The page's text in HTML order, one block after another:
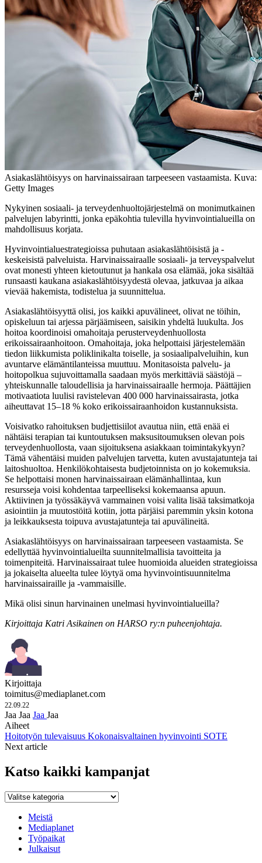
Asiakaslähtöisyys on harvinaissairaan tarpeeseen vastaamista. Kuva:
Getty Images
Nykyinen sosiaali- ja terveydenhuoltojärjestelmä on monimutkainen
palvelujen labyrintti, jonka epäkohtia tulevilla hyvinvointialueilla on
mahdollisuus korjata.
Hyvinvointialuestrategioissa puhutaan asiakaslähtöisistä ja -
keskeisistä palveluista. Harvinaissairaalle sosiaali- ja terveyspalvelut
ovat monesti yhteen kietoutunut ja hankala osa elämää, joka sisältää
runsaasti kaukana asiakaslähtöisyydestä olevaa, jatkuvaa ja aikaa
vievää hakemista, todistelua ja suunnittelua.
Asiakaslähtöisyyttä olisi, jos kaikki apuvälineet, olivat ne töihin,
opiskeluun tai arjessa pärjäämiseen, saisikin yhdeltä luukulta. Jos
hoitoa koordinoisi omahoitaja perusterveydenhuollosta
erikoissairaanhoitoon. Omahoitaja, joka helpottaisi järjestelemään
tiedon liikkumista poliklinikalta toiselle, ja sosiaalipalveluihin, kun
avuntarve elämäntilanteissa muuttuu. Monitasoista palvelu- ja
hoitopolkua sujuvoittamalla saadaan myös merkittäviä säästöjä –
yhteiskunnalle taloudellisia ja harvinaissairaalle hermoja. Päättäjien
motivaatiota luulisi ravistelevan 400 000 harvinaissairasta, jotka
aiheuttavat 15–18 % koko erikoissairaanhoidon kustannuksista.
Voisivatko rahoituksen budjettisiilot avautua niin, että enää ei
nähtäisi terapian tai kuntoutuksen maksusitoumuksen olevan pois
terveydenhuollosta, vaan sijoituksena asiakkaan toimintakykyyn?
Tämä vähentäisi muiden palvelujen tarvetta, kuten avustajatunteja tai
laitoshuoltoa. Henkilökohtaisesta budjetoinnista on jo kokemuksia.
Se helpottaisi monen harvinaissairaan elämänhallintaa, kun
resursseja voisi kohdentaa tarpeelliseksi kokemaansa apuun.
Aktiivinen ja työssäkäyvä vammainen voisi valita lisää taksimatkoja
asiointiin ja muutostöitä kotiin, jotta pärjäisi paremmin yksin kotona
ja leikkauksesta toipuva avustajatunteja tai apuvälineitä.
Asiakaslähtöisyys on harvinaissairaan tarpeeseen vastaamista. Se
edellyttää hyvinvointialueilta suunnitelmallisia tavoitteita ja
toimenpiteitä. Harvinaissairaat tulee huomioida alueiden strategioissa
ja jokaiselta alueelta tulee löytyä oma hyvinvointisuunnitelma
harvinaissairaille ja -vammaisille.
Mikä olisi sinun harvinainen unelmasi hyvinvointialueilla?
Kirjoittaja Katri Asikainen on HARSO ry:n puheenjohtaja.
Kirjoittaja
toimitus@mediaplanet.com
22.09.22
Jaa Jaa Jaa Jaa
Aiheet
Hoitotyön tulevaisuus Kokonaisvaltainen hyvinvointi SOTE
Next article
Katso kaikki kampanjat
Katso
kampanjat
Meistä
Mediaplanet
Työpaikat
Julkaisut